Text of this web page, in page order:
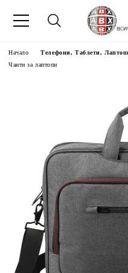
Начало Телефони, Таблети,
Чанти за лаптопи